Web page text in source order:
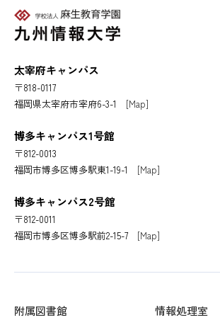
太宰府キャンパス
〒818-0117
福岡県太宰府市宰府6-3-1 [Map]
博多キャンパス1号館
〒812-0013
福岡市博多区博多駅東1-19-1 [Map]
博多キャンパス2号館
〒812-0011
福岡市博多区博多駅前2-15-7 [Map]
附属図書館 情報処理室